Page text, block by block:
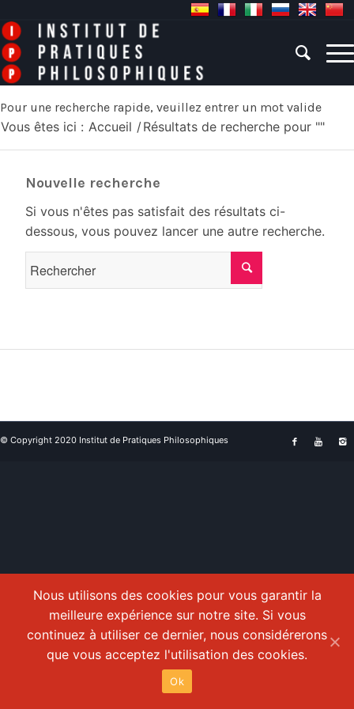
Pour une recherche rapide, veuillez entrer un mot valide
Vous êtes ici : Accueil / Résultats de recherche pour ""
Nouvelle recherche
Si vous n'êtes pas satisfait des résultats ci-
dessous, vous pouvez lancer une autre recherche.
© Copyright 2020 Institut de Pratiques Philosophiques
Nous utilisons des cookies pour vous garantir la
meilleure expérience sur notre site. Si vous
continuez à utiliser ce dernier, nous considérerons
que vous acceptez l'utilisation des cookies.
Ok